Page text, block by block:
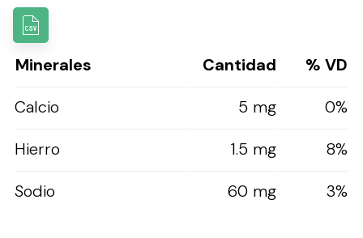
Minerales Cantidad
% VD
Calcio
5 mg
0%
Hierro
1.5 mg
8%
Sodio
60 mg 3%